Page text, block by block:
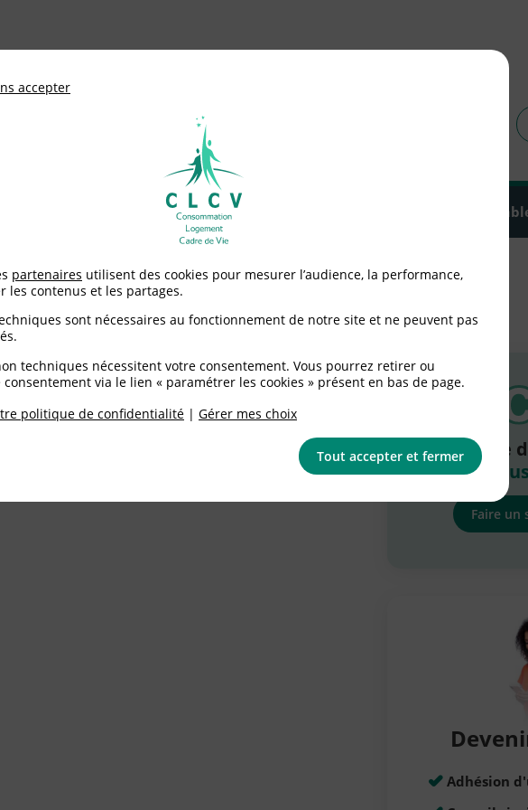
de défense des consommateurs et usagers
Environnement / Santé Agir
La pratique
Faire un
Adhésion
accepter
partenaires utilisent des cookies pour mesurer l’audience, la performance,
les contenus et les partages.
sont nécessaires au fonctionnement de notre site et ne peuvent pas
techniques nécessitent votre consentement. Vous pourrez retirer ou
via le lien « paramétrer les cookies » présent en bas de page.
politique de confidentialité | Gérer mes choix
Tout accepter et fermer